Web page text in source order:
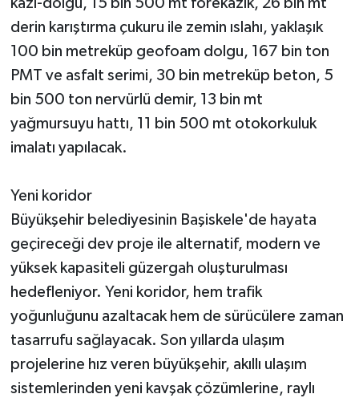
kazı-dolgu, 15 bin 500 mt forekazık, 26 bin mt
derin karıştırma çukuru ile zemin ıslahı, yaklaşık
100 bin metreküp geofoam dolgu, 167 bin ton
PMT ve asfalt serimi, 30 bin metreküp beton, 5
bin 500 ton nervürlü demir, 13 bin mt
yağmursuyu hattı, 11 bin 500 mt otokorkuluk
imalatı yapılacak.
Yeni koridor
Büyükşehir belediyesinin Başiskele'de hayata
geçireceği dev proje ile alternatif, modern ve
yüksek kapasiteli güzergah oluşturulması
hedefleniyor. Yeni koridor, hem trafik
yoğunluğunu azaltacak hem de sürücülere zaman
tasarrufu sağlayacak. Son yıllarda ulaşım
projelerine hız veren büyükşehir, akıllı ulaşım
sistemlerinden yeni kavşak çözümlerine, raylı